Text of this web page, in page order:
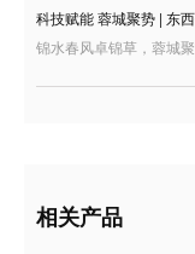
科技赋能 蓉城聚势 | 东
相关产品